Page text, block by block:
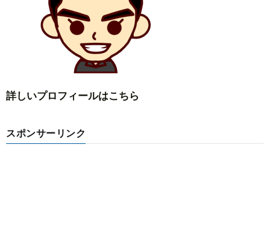
詳しいプロフィールはこちら
スポンサーリンク